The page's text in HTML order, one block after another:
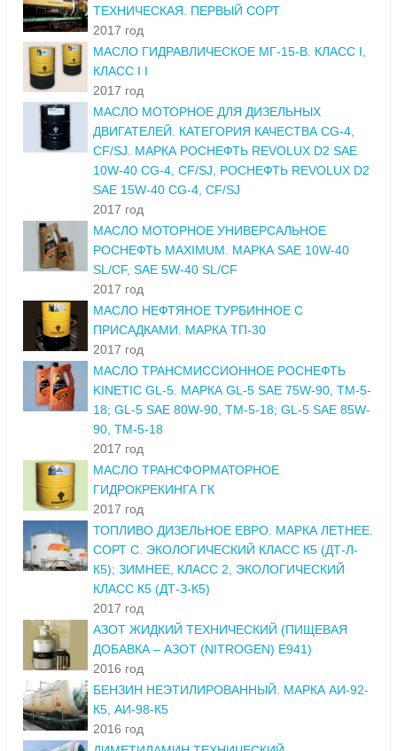
ТЕХНИЧЕСКАЯ. ПЕРВЫЙ СОРТ
2017 год
МАСЛО ГИДРАВЛИЧЕСКОЕ МГ-15-В. КЛАСС I,
КЛАСС I I
2017 год
МАСЛО МОТОРНОЕ ДЛЯ ДИЗЕЛЬНЫХ
ДВИГАТЕЛЕЙ. КАТЕГОРИЯ КАЧЕСТВА CG-4,
CF/SJ. МАРКА РОСНЕФТЬ REVOLUX D2 SAE
10W-40 CG-4, CF/SJ, РОСНЕФТЬ REVOLUX D2
SAE 15W-40 CG-4, CF/SJ
2017 год
МАСЛО МОТОРНОЕ УНИВЕРСАЛЬНОЕ
РОСНЕФТЬ MAXIMUM. МАРКА SAE 10W-40
SL/CF, SAE 5W-40 SL/CF
2017 год
МАСЛО НЕФТЯНОЕ ТУРБИННОЕ С
ПРИСАДКАМИ. МАРКА ТП-30
2017 год
МАСЛО ТРАНСМИССИОННОЕ РОСНЕФТЬ
KINETIC GL-5. МАРКА GL-5 SAE 75W-90, ТМ-5-
18; GL-5 SAE 80W-90, ТМ-5-18; GL-5 SAE 85W-
90, ТМ-5-18
2017 год
МАСЛО ТРАНСФОРМАТОРНОЕ
ГИДРОКРЕКИНГА ГК
2017 год
ТОПЛИВО ДИЗЕЛЬНОЕ ЕВРО. МАРКА ЛЕТНЕЕ.
СОРТ С. ЭКОЛОГИЧЕСКИЙ КЛАСС К5 (ДТ-Л-
К5); ЗИМНЕЕ, КЛАСС 2, ЭКОЛОГИЧЕСКИЙ
КЛАСС К5 (ДТ-З-К5)
2017 год
АЗОТ ЖИДКИЙ ТЕХНИЧЕСКИЙ (ПИЩЕВАЯ
ДОБАВКА – АЗОТ (NITROGEN) E941)
2016 год
БЕНЗИН НЕЭТИЛИРОВАННЫЙ. МАРКА АИ-92-
К5, АИ-98-К5
2016 год